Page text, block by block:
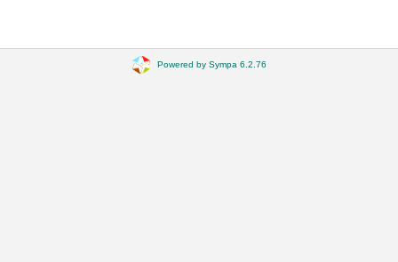
Powered by Sympa 6.2.76